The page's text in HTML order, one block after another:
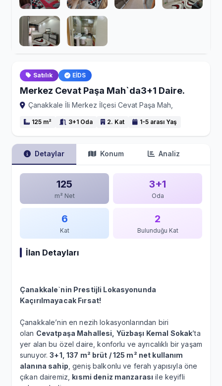
Satılık EİDS
Merkez Cevat Paşa Mah`da3+1 Daire.
Çanakkale İli Merkez İlçesi Cevat Paşa Mah,
125 m² 3+1 Oda 2. Kat 1-5 arası Yaş
Detaylar Konum Analiz
125
m² Net
3+1
Oda
6
Kat
2
Bulunduğu Kat
İlan Detayları
Çanakkale`nin Prestijli Lokasyonunda
Kaçırılmayacak Fırsat!
Çanakkale’nin en nezih lokasyonlarından biri
olan Cevatpaşa Mahallesi, Yüzbaşı Kemal Sokak’ta
yer alan bu özel daire, konforlu ve ayrıcalıklı bir yaşam
sunuyor.3+1, 137 m² brüt / 125 m² net kullanım
alanına sahip , geniş balkonlu ve ferah yapısıyla öne
çıkan dairemiz, kısmi deniz manzarası ile keyifli